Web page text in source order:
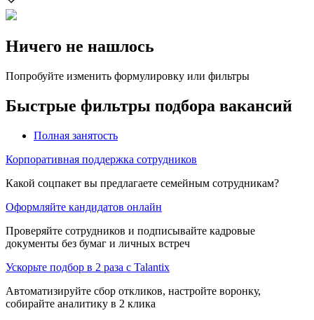
Ничего не нашлось
Попробуйте изменить формулировку или фильтры
Быстрые фильтры подбора вакансий
Полная занятость
Корпоративная поддержка сотрудников
Какой соцпакет вы предлагаете семейным сотрудникам?
Оформляйте кандидатов онлайн
Проверяйте сотрудников и подписывайте кадровые
документы без бумаг и личных встреч
Ускорьте подбор в 2 раза с Talantix
Автоматизируйте сбор откликов, настройте воронку,
собирайте аналитику в 2 клика